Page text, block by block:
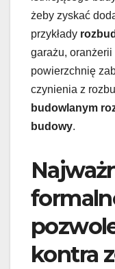
żeby zyskać
przykłady
garażu,
powierzchnię
czynienia z
budowlanym
budowy.
kontra